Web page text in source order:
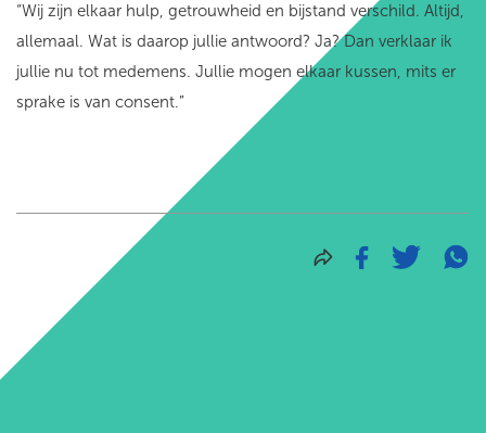
“Wij zijn elkaar hulp, getrouwheid en bijstand verschild. Altijd,
allemaal. Wat is daarop jullie antwoord? Ja? Dan verklaar ik
jullie nu tot medemens. Jullie mogen elkaar kussen, mits er
sprake is van consent.”